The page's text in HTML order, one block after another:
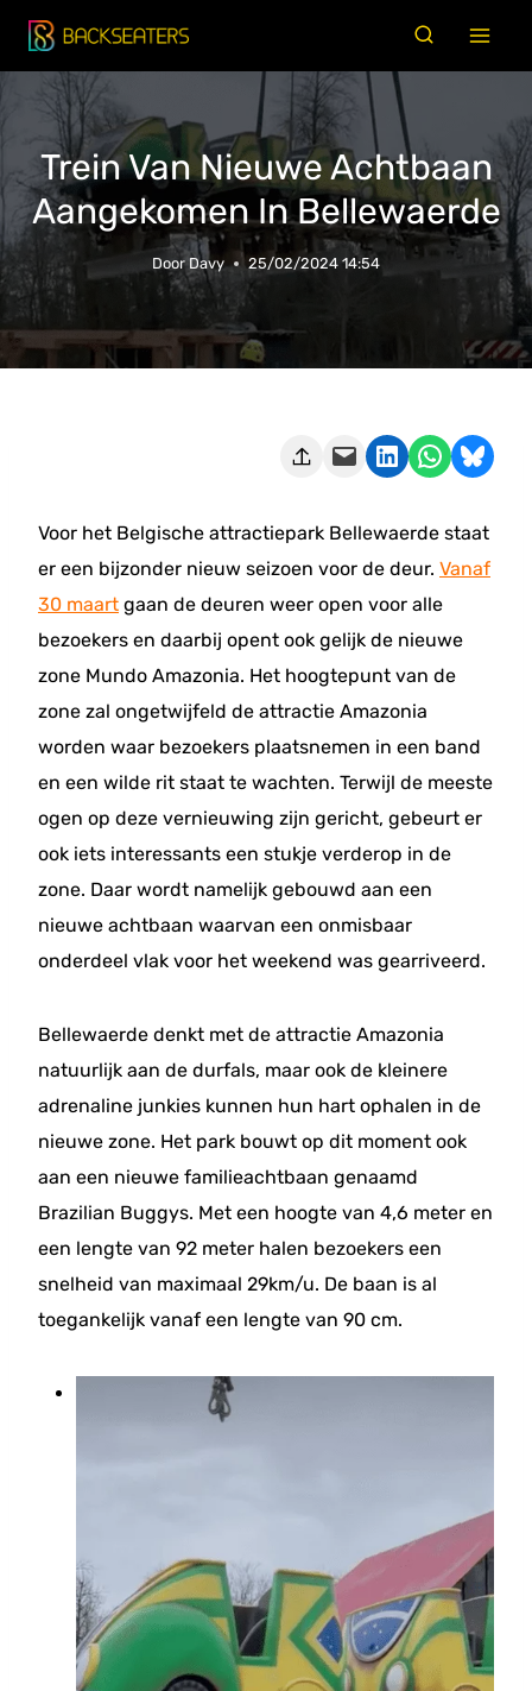
Doorgaan
naar
inhoud
Trein Van Nieuwe Achtbaan
Aangekomen In Bellewaerde
Door Davy 25/02/2024 14:54
Deze pagina e-mailen Delen op LinkedIn Delen via WhatsApp Share on Bluesky
Voor het Belgische attractiepark Bellewaerde staat
er een bijzonder nieuw seizoen voor de deur. Vanaf
30 maart gaan de deuren weer open voor alle
bezoekers en daarbij opent ook gelijk de nieuwe
zone Mundo Amazonia. Het hoogtepunt van de
zone zal ongetwijfeld de attractie Amazonia
worden waar bezoekers plaatsnemen in een band
en een wilde rit staat te wachten. Terwijl de meeste
ogen op deze vernieuwing zijn gericht, gebeurt er
ook iets interessants een stukje verderop in de
zone. Daar wordt namelijk gebouwd aan een
nieuwe achtbaan waarvan een onmisbaar
onderdeel vlak voor het weekend was gearriveerd.
Bellewaerde denkt met de attractie Amazonia
natuurlijk aan de durfals, maar ook de kleinere
adrenaline junkies kunnen hun hart ophalen in de
nieuwe zone. Het park bouwt op dit moment ook
aan een nieuwe familieachtbaan genaamd
Brazilian Buggys. Met een hoogte van 4,6 meter en
een lengte van 92 meter halen bezoekers een
snelheid van maximaal 29km/u. De baan is al
toegankelijk vanaf een lengte van 90 cm.